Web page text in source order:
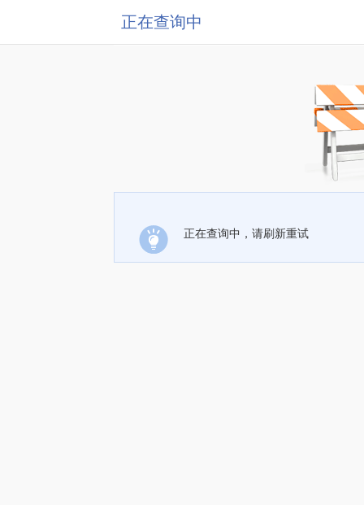
正在查询中
正在查询中，请刷新重试